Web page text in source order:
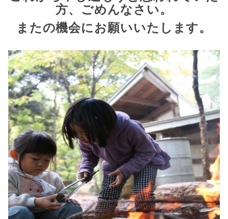
方、ごめんなさい。
またの機会にお願いいたします。